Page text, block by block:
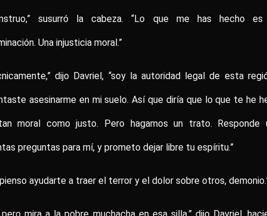
susurró la cabeza. “Lo que me has hecho es
Una injusticia moral.”
dijo Davriel, “soy la autoridad legal de esta
asesinarme en mi suelo. Así que diría que lo que te he
moral como justo. Pero hagamos un trato. Responde
preguntas para mí, y prometo dejar libre tu espíritu.”
ayudarte a traer el terror y el dolor sobre otros,